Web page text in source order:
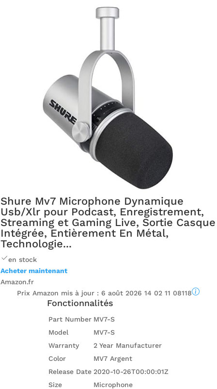
Shure Mv7 Microphone Dynamique
Usb/Xlr pour Podcast, Enregistrement,
Streaming et Gaming Live, Sortie Casque
Intégrée, Entièrement En Métal,
Technologie...
en stock
Acheter maintenant
Amazon.fr
Prix ​​Amazon mis à jour : 6 août 2026 14 02 11 08118
Fonctionnalités
Part Number MV7-S
Model
MV7-S
Warranty
2 Year Manufacturer
Color
MV7 Argent
Release Date 2020-10-26T00:00:01Z
Size
Microphone